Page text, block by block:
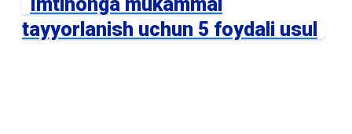
tayyorlanish uchun 5 foydali usul